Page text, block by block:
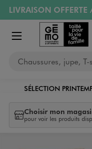
Aller au contenu
Aller à la navigation
LIVRAISON OFFERTE
RETRAIT ET
PAYEZ EN 3x SANS
Retours OFFERTS
Afficher le menu
Chaussures, jupe,
SÉLECTION
Choisir mon
pour voir les produits